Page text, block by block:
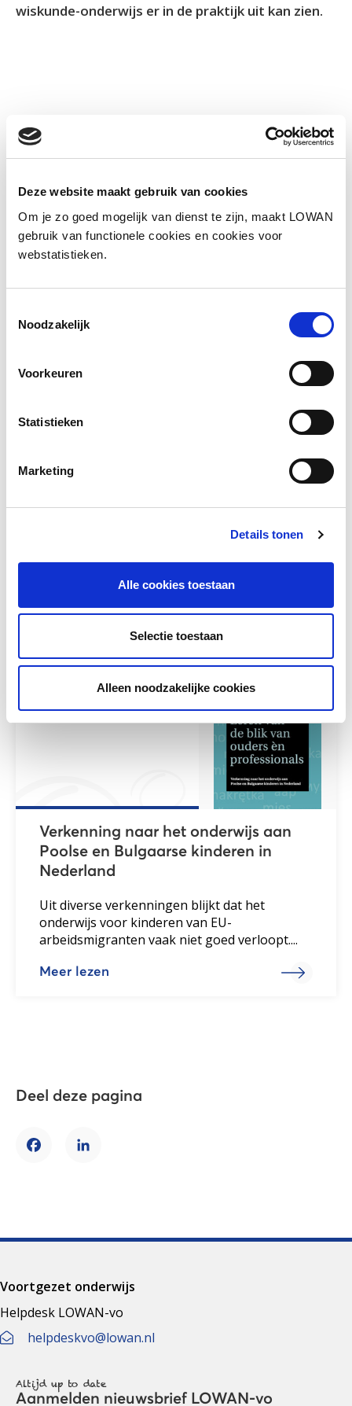
Deze website maakt gebruik van cookies
Om je zo goed mogelijk van dienst te zijn, maakt LOWAN
gebruik van functionele cookies en cookies voor
webstatistieken.
Noodzakelijk
Voorkeuren
Statistieken
Marketing
Details tonen
Alle cookies toestaan
Selectie toestaan
Alleen noodzakelijke cookies
wiskunde-onderwijs er in de praktijk uit kan zien.
Informatie
Auteur(s):
Andere bezoekers bekeken ook
Gerelateerd onderzoek
Verkenning naar het onderwijs aan
Poolse en Bulgaarse kinderen in
Nederland
Uit diverse verkenningen blijkt dat het
onderwijs voor kinderen van EU-
arbeidsmigranten vaak niet goed verloopt....
Meer lezen
Deel deze pagina
FacebookLinkedIn
Voortgezet onderwijs
Helpdesk LOWAN-vo
helpdeskvo@lowan.nl
Altijd up to date
Aanmelden nieuwsbrief LOWAN-vo